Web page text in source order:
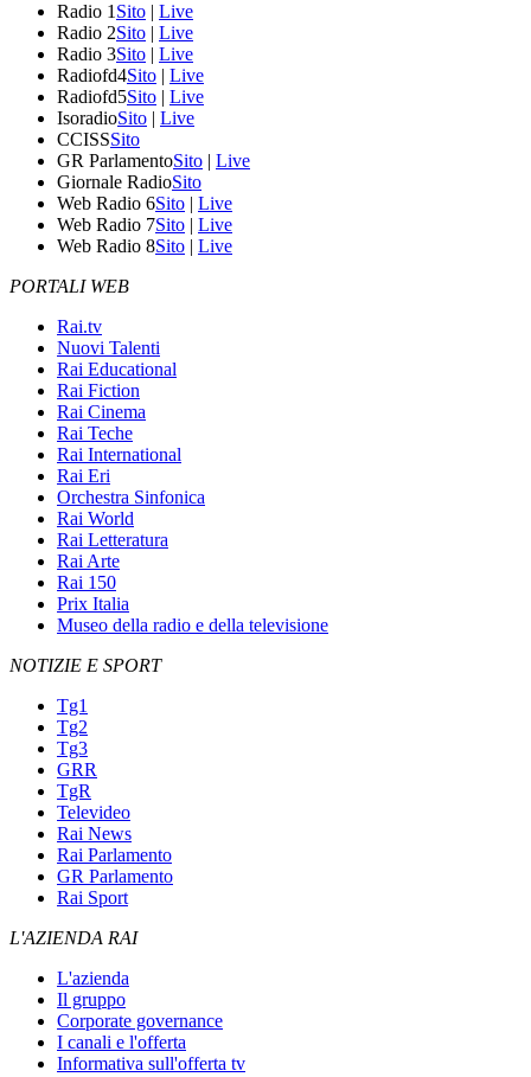
Radio 1 Sito | Live
Radio 2Sito | Live
Radio 3Sito | Live
Radiofd4Sito | Live
Radiofd5Sito | Live
IsoradioSito | Live
CCISSSito
GR ParlamentoSito | Live
Giornale RadioSito
Web Radio 6Sito | Live
Web Radio 7Sito | Live
Web Radio 8Sito | Live
PORTALI WEB
Rai.tv
Nuovi Talenti
Rai Educational
Rai Fiction
Rai Cinema
Rai Teche
Rai International
Rai Eri
Orchestra Sinfonica
Rai World
Rai Letteratura
Rai Arte
Rai 150
Prix Italia
Museo della radio e della televisione
NOTIZIE E SPORT
Tg1
Tg2
Tg3
GRR
TgR
Televideo
Rai News
Rai Parlamento
GR Parlamento
Rai Sport
L'AZIENDA RAI
L'azienda
Il gruppo
Corporate governance
I canali e l'offerta
Informativa sull'offerta tv